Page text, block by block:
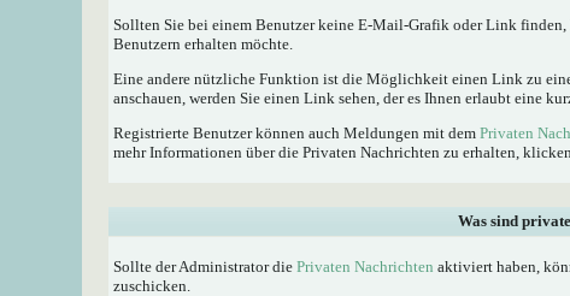
Sollten Sie bei einem Benutzer keine E-Mail-Grafik oder Link finden,
Benutzern erhalten möchte.
Eine andere nützliche Funktion ist die Möglichkeit einen Link zu
anschauen, werden Sie einen Link sehen, der es Ihnen erlaubt eine
Registrierte Benutzer können auch Meldungen mit dem Privaten
mehr Informationen über die Privaten Nachrichten zu erhalten,
Was sind
Sollte der Administrator die Privaten Nachrichten aktiviert haben,
zuschicken.